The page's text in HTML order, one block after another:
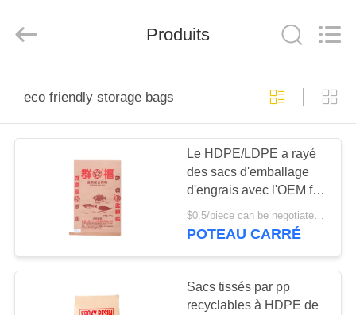
PRODUITS
PROPOS
NOUS
Management
Services
Rights
Produits
eco friendly storage bags
Le HDPE/LDPE a rayé
des sacs d'emballage
d'engrais avec l'OEM fait
sur commande
d'impression offset
$0.5/piece can be negotiated MOQ:5000pcs
POTEAU CARRÉ
Sacs tissés par pp
recyclables à HDPE de